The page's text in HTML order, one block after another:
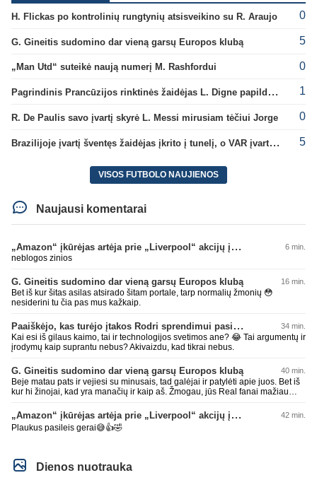
H. Flickas po kontrolinių rungtynių atsisveikino su R. Araujo 0
G. Gineitis sudomino dar vieną garsų Europos klubą 5
„Man Utd“ suteikė naują numerį M. Rashfordui 0
Pagrindinis Prancūzijos rinktinės žaidėjas L. Digne papildė PSG gretas 1
R. De Paulis savo įvartį skyrė L. Messi mirusiam tėčiui Jorge 0
Brazilijoje įvartį šventęs žaidėjas įkrito į tunelį, o VAR įvartį atšaukė 5
VISOS FUTBOLO NAUJIENOS
Naujausi komentarai
„Amazon“ įkūrėjas artėja prie „Liverpool“ akcijų įsigijimo 6 min.
neblogos zinios
G. Gineitis sudomino dar vieną garsų Europos klubą 16 min.
Bet iš kur šitas asilas atsirado šitam portale, tarp normalių žmonių 😳
nesiderini tu čia pas mus kažkaip.
Paaiškėjo, kas turėjo įtakos Rodri sprendimui pasirinkti Barselonos pusę 34 min.
Kai esi iš gilaus kaimo, tai ir technologijos svetimos ane? 😂 Tai argumentų ir
įrodymų kaip suprantu nebus? Akivaizdu, kad tikrai nebus.
G. Gineitis sudomino dar vieną garsų Europos klubą 40 min.
Beje matau pats ir vejiesi su minusais, tad galėjai ir patylėti apie juos. Bet iš
kur hi žinojai, kad yra manačių ir kaip aš. Žmogau, jūs Real fanai mažiau
džiaugis manusais. Bienas su AI bendrauja kitam užtenka iki pilnos laimės
kelių minusų. Kokie tie Real fanai menki. Gėda už jus pačius.
„Amazon“ įkūrėjas artėja prie „Liverpool“ akcijų įsigijimo 42 min.
Plaukus pasileis gerai😅👍🤣
Dienos nuotrauka